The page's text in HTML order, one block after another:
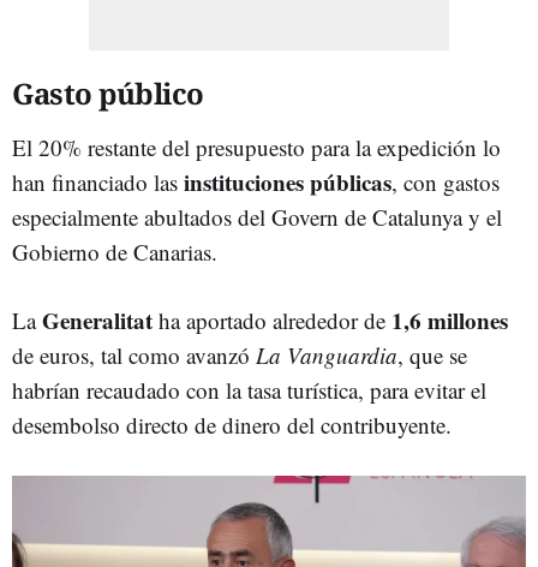
Gasto público
El 20% restante del presupuesto para la expedición lo
han financiado las instituciones públicas, con gastos
especialmente abultados del Govern de Catalunya y el
Gobierno de Canarias.
LaGeneralitat ha aportado alrededor de 1,6 millones
de euros, tal como avanzó La Vanguardia, que se
habrían recaudado con la tasa turística, para evitar el
desembolso directo de dinero del contribuyente.